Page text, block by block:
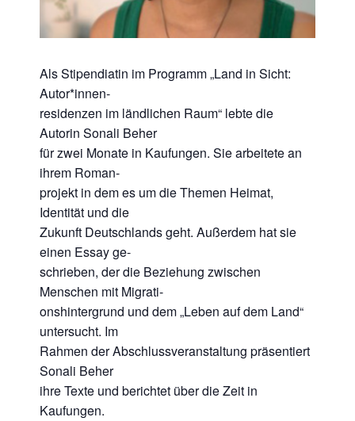
Als Stipendiatin im Programm „Land in Sicht:
Autor*innen-
residenzen im ländlichen Raum“ lebte die
Autorin Sonali Beher
für zwei Monate in Kaufungen. Sie arbeitete an
ihrem Roman-
projekt in dem es um die Themen Heimat,
Identität und die
Zukunft Deutschlands geht. Außerdem hat sie
einen Essay ge-
schrieben, der die Beziehung zwischen
Menschen mit Migrati-
onshintergrund und dem „Leben auf dem Land“
untersucht. Im
Rahmen der Abschlussveranstaltung präsentiert
Sonali Beher
ihre Texte und berichtet über die Zeit in
Kaufungen.